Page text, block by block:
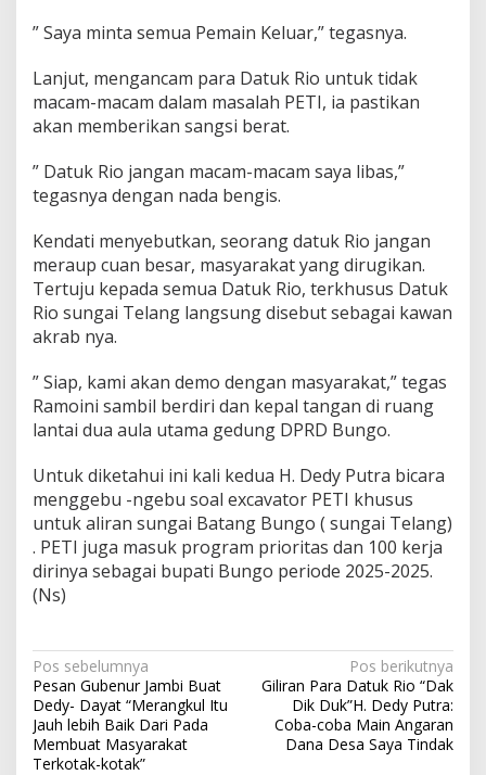
” Saya minta semua Pemain Keluar,” tegasnya.
Lanjut, mengancam para Datuk Rio untuk tidak
macam-macam dalam masalah PETI, ia pastikan
akan memberikan sangsi berat.
” Datuk Rio jangan macam-macam saya libas,”
tegasnya dengan nada bengis.
Kendati menyebutkan, seorang datuk Rio jangan
meraup cuan besar, masyarakat yang dirugikan.
Tertuju kepada semua Datuk Rio, terkhusus Datuk
Rio sungai Telang langsung disebut sebagai kawan
akrab nya.
” Siap, kami akan demo dengan masyarakat,” tegas
Ramoini sambil berdiri dan kepal tangan di ruang
lantai dua aula utama gedung DPRD Bungo.
Untuk diketahui ini kali kedua H. Dedy Putra bicara
menggebu -ngebu soal excavator PETI khusus
untuk aliran sungai Batang Bungo ( sungai Telang)
. PETI juga masuk program prioritas dan 100 kerja
dirinya sebagai bupati Bungo periode 2025-2025.
(Ns)
Navigasi
pos
Pos sebelumnya
Pesan Gubenur Jambi Buat
Dedy- Dayat “Merangkul Itu
Jauh lebih Baik Dari Pada
Membuat Masyarakat
Terkotak-kotak”
Pos berikutnya
Giliran Para Datuk Rio “Dak
Dik Duk”H. Dedy Putra:
Coba-coba Main Angaran
Dana Desa Saya Tindak